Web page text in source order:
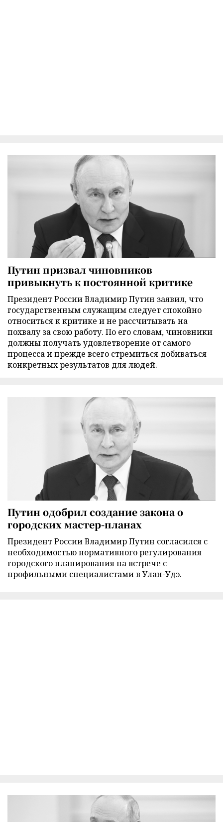
Путин призвал чиновников
привыкнуть к постоянной критике
Президент России Владимир Путин заявил, что
государственным служащим следует спокойно
относиться к критике и не рассчитывать на
похвалу за свою работу. По его словам, чиновники
должны получать удовлетворение от самого
процесса и прежде всего стремиться добиваться
конкретных результатов для людей.
Путин одобрил создание закона о
городских мастер-планах
Президент России Владимир Путин согласился с
необходимостью нормативного регулирования
городского планирования на встрече с
профильными специалистами в Улан-Удэ.